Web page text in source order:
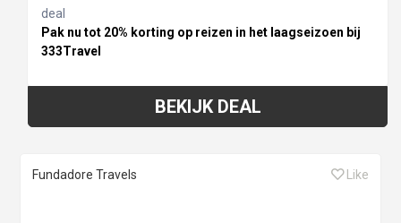
deal
Pak nu tot 20% korting op reizen in het laagseizoen bij
333Travel
BEKIJK DEAL
Fundadore Travels Like